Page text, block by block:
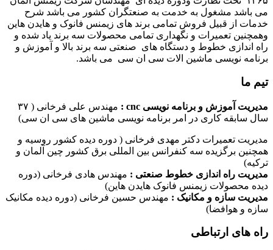
می باشد مشغول به خدمت به صنعتگران کشور می باشد شرح
خدمات از قبیل فروش تمامی برند های زیمنس فانوک و هایدن هاین
وهمچنین تعمیرات و نگهداری تمامی محصولات سه برند یاد شده و
راه اندازی خطوط و دستگاه های صنعتی سه برند بالا و آموزش و
برنامه نویسی ماشین الات سی ان سی می باشد.
تیم ما
مدیریت آموزش و برنامه نویسی cnc :
مهندس علی فرخانی ( ۳۷
سال سابقه کاری در امر برنامه نویسی ماشین های سی ان سی)
مدیریت تعمیرات دکتر مهدی فرخانی ( دوره دیده کشور روسیه و
همچنین برگزیده سه کنفرانس بین المللی برق کشور چین آلمان و
ترکیه)
مدیریت راه اندازی خطوط صنعتی : مهندس هادی فرخانی (دوره
دیده محصولات زیمنس فانوک هایدن هاین)
مدیریت سازه و مکانیک : مهندس حسین فرخانی (دوره دیده مکانیک
سازه و هوافضا)
راه های ارتباطی